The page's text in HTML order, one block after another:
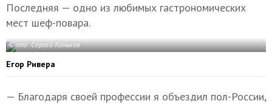
Последняя — одно из любимых гастрономических
мест шеф-повара.
Фото: Сергей Коньков
Егор Ривера
— Благодаря своей профессии я объездил пол-России,